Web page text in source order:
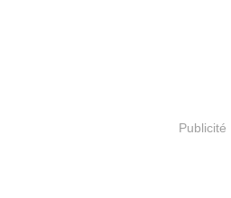
Publicité